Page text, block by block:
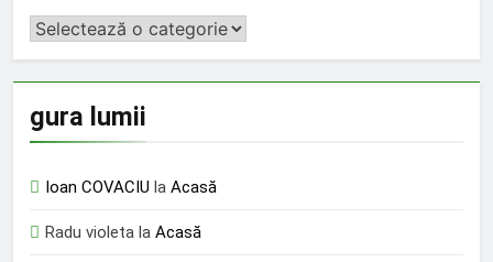
REPERE
gura lumii
Ioan COVACIU la Acasă
Radu violeta la Acasă